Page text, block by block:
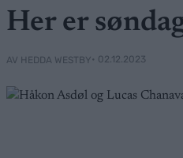
Her er
AV HEDDA WESTBY• 02.12.2023